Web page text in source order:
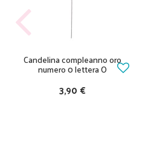
Candelina compleanno oro
numero 0 lettera O
3,90 €